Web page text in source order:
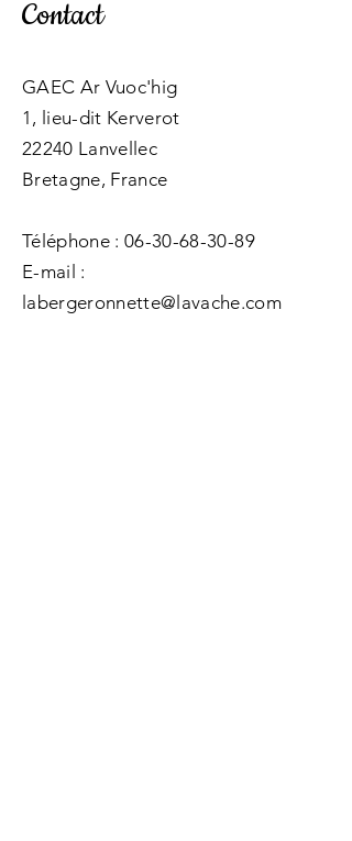
Contact
GAEC Ar Vuoc'hig
1, lieu-dit Kerverot
22240 Lanvellec
Bretagne, France
Téléphone :06-30-68-30-89
E-mail :
labergeronnette@lavache.com